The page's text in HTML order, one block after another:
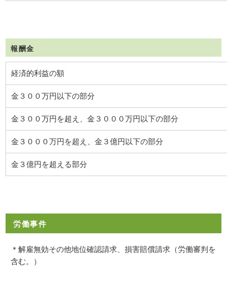
報酬金
経済的利益の額
金３００万円以下の部分
金３００万円を超え、金３０００万円以下の部分
金３０００万円を超え、金３億円以下の部分
金３億円を超える部分
労働事件
＊解雇無効その他地位確認請求、損害賠償請求（労働審判を
含む。）